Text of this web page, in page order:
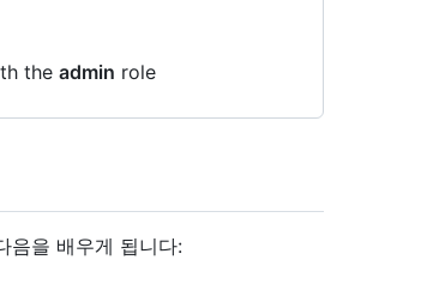
the admin role
음을 배우게 됩니다: